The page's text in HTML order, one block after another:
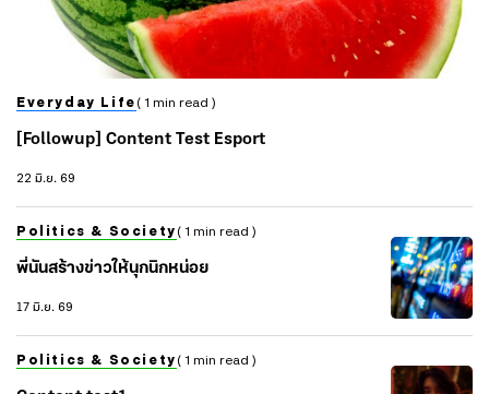
Everyday Life ( 1 min read )
[Followup] Content Test Esport
22 มิ.ย. 69
Politics & Society ( 1 min read )
พี่นันสร้างข่าวให้นุกนิกหน่อย
17 มิ.ย. 69
Politics & Society ( 1 min read )